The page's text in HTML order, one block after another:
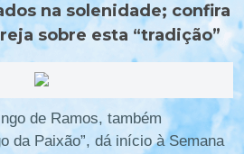
na solenidade; confira
sobre esta “tradição”
de Ramos, também
da Paixão”, dá início à Semana